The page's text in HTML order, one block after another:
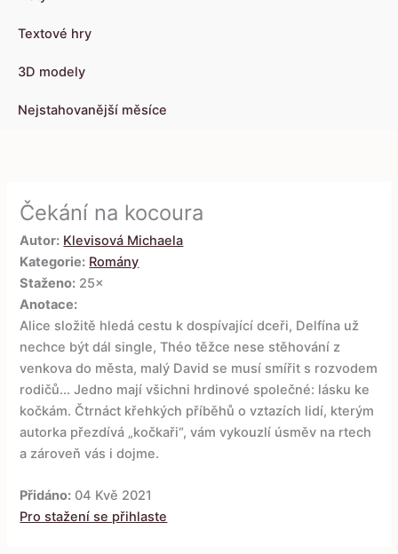
Textové hry
3D modely
Nejstahovanější měsíce
Čekání na kocoura
Autor: Klevisová Michaela
Kategorie: Romány
Staženo: 25×
Anotace:
Alice složitě hledá cestu k dospívající dceři, Delfína už
nechce být dál single, Théo těžce nese stěhování z
venkova do města, malý David se musí smířit s rozvodem
rodičů... Jedno mají všichni hrdinové společné: lásku ke
kočkám. Čtrnáct křehkých příběhů o vztazích lidí, kterým
autorka přezdívá „kočkaři“, vám vykouzlí úsměv na rtech
a zároveň vás i dojme.
Přidáno: 04 Kvě 2021
Pro stažení se přihlaste